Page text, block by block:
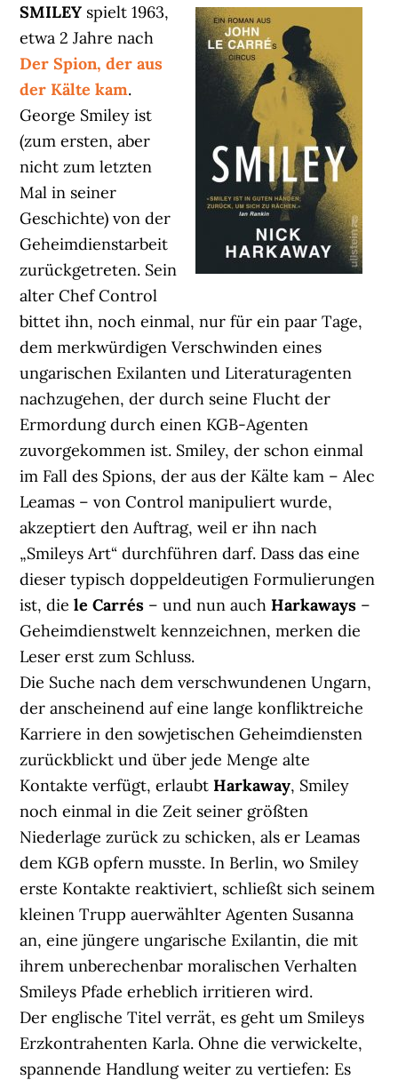
SMILEY spielt 1963,
etwa 2 Jahre nach
Der Spion, der aus
der Kälte kam.
George Smiley ist
(zum ersten, aber
nicht zum letzten
Mal in seiner
Geschichte) von der
Geheimdienstarbeit
zurückgetreten. Sein
alter Chef Control
bittet ihn, noch einmal, nur für ein paar Tage,
dem merkwürdigen Verschwinden eines
ungarischen Exilanten und Literaturagenten
nachzugehen, der durch seine Flucht der
Ermordung durch einen KGB-Agenten
zuvorgekommen ist. Smiley, der schon einmal
im Fall des Spions, der aus der Kälte kam – Alec
Leamas – von Control manipuliert wurde,
akzeptiert den Auftrag, weil er ihn nach
„Smileys Art“ durchführen darf. Dass das eine
dieser typisch doppeldeutigen Formulierungen
ist, diele Carrés – und nun auchHarkaways –
Geheimdienstwelt kennzeichnen, merken die
Leser erst zum Schluss.
Die Suche nach dem verschwundenen Ungarn,
der anscheinend auf eine lange konfliktreiche
Karriere in den sowjetischen Geheimdiensten
zurückblickt und über jede Menge alte
Kontakte verfügt, erlaubtHarkaway, Smiley
noch einmal in die Zeit seiner größten
Niederlage zurück zu schicken, als er Leamas
dem KGB opfern musste. In Berlin, wo Smiley
erste Kontakte reaktiviert, schließt sich seinem
kleinen Trupp auerwählter Agenten Susanna
an, eine jüngere ungarische Exilantin, die mit
ihrem unberechenbar moralischen Verhalten
Smileys Pfade erheblich irritieren wird.
Der englische Titel verrät, es geht um Smileys
Erzkontrahenten Karla. Ohne die verwickelte,
spannende Handlung weiter zu vertiefen: Es